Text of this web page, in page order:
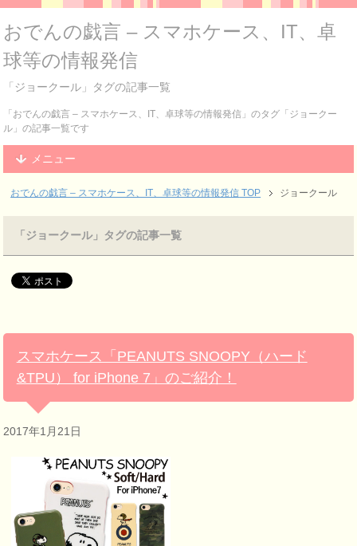
おでんの戯言 – スマホケース、IT、卓
球等の情報発信
「ジョークール」タグの記事一覧
「おでんの戯言 – スマホケース、IT、卓球等の情報発信」のタグ「ジョークー
ル」の記事一覧です
メニュー
おでんの戯言 – スマホケース、IT、卓球等の情報発信 TOP ジョークール
「ジョークール」タグの記事一覧
スマホケース「PEANUTS SNOOPY（ハード
&TPU） for iPhone 7」のご紹介！
2017年1月21日